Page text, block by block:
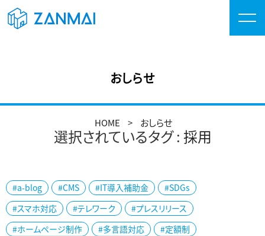
おしらせ
HOME おしらせ
選択されているタグ : 採用
#a-blog #CMS #IT導入補助金
#SDGs
#スマホ対応
#テレワーク
#プレスリリース
#ホームページ制作
#多言語対応
#定額制